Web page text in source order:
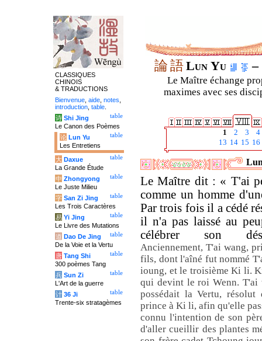
論語Lun Yu –
Le Maître échange
maximes avec ses
1 2 3
4
13 14 15 16
Le Maître dit : « T'ai
comme un homme
Par trois fois il a cédé
il n'a pas laissé au
célébrer son
Anciennement, T'ai wang,
fils, dont l'aîné fut nommé
ioung, et le troisième Ki li.
qui devint le roi Wenn. T'ai
possédait la Vertu,
prince à Ki li, afin qu'elle
connu l'intention de son
d'aller cueillir des plantes
CLASSIQUES
CHINOIS
& TRADUCTIONS
Bienvenue aide notes
introduction table
table
诗 Shi Jing
Le Canon des Poèmes
table
论 Lun Yu
Les Entretiens
table
大 Daxue
La Grande Étude
table
中 Zhongyong
Le Juste Milieu
table
字 San Zi Jing
Les Trois Caractères
table
易 Yi Jing
Le Livre des Mutations
table
道 Dao De Jing
De la Voie et la Vertu
table
唐 Tang Shi
300 poèmes Tang
table
兵 Sun Zi
L'Art de la guerre
table
计 36 Ji
Trente-six stratagèmes